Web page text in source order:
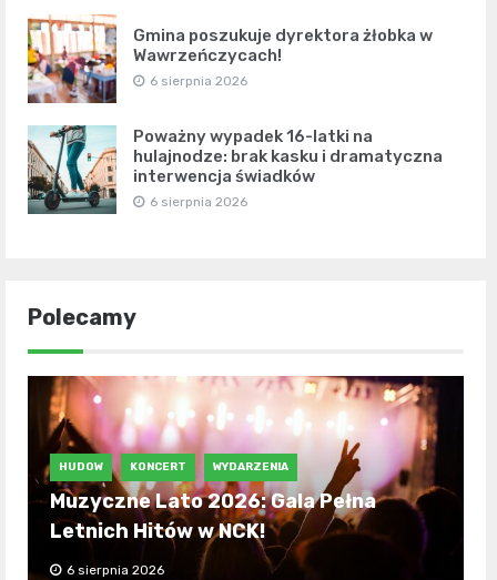
Gmina poszukuje dyrektora żłobka w
Wawrzeńczycach!
6 sierpnia 2026
Poważny wypadek 16-latki na
hulajnodze: brak kasku i dramatyczna
interwencja świadków
6 sierpnia 2026
Polecamy
HUDOW KONCERT WYDARZENIA
Muzyczne Lato 2026: Gala Pełna
Letnich Hitów w NCK!
6 sierpnia 2026